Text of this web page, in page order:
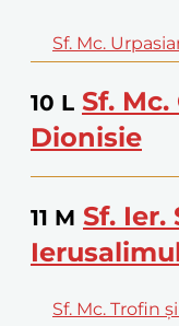
Sf. Mc.
10 L Sf.
Dionisie
11 M Sf. Ier.
Sf. Mc. Trofin